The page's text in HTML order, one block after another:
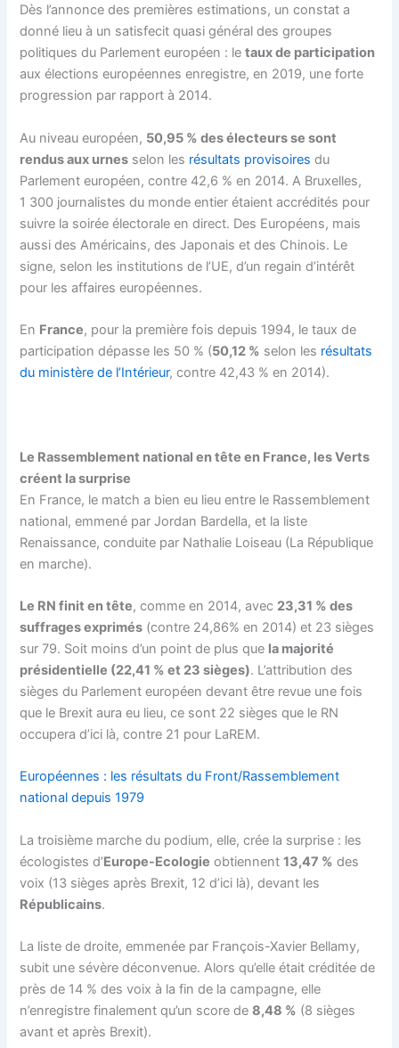
Dès l’annonce des premières estimations, un constat a
donné lieu à un satisfecit quasi général des groupes
politiques du Parlement européen : letaux de participation
aux élections européennes enregistre, en 2019, une forte
progression par rapport à 2014.
Au niveau européen, 50,95 % des électeurs se sont
rendus aux urnes selon les résultats provisoires du
Parlement européen, contre 42,6 % en 2014. A Bruxelles,
1 300 journalistes du monde entier étaient accrédités pour
suivre la soirée électorale en direct. Des Européens, mais
aussi des Américains, des Japonais et des Chinois. Le
signe, selon les institutions de l’UE, d’un regain d’intérêt
pour les affaires européennes.
En France, pour la première fois depuis 1994, le taux de
participation dépasse les 50 % (50,12 % selon les résultats
du ministère de l’Intérieur, contre 42,43 % en 2014).
Le Rassemblement national en tête en France, les Verts
créent la surprise
En France, le match a bien eu lieu entre le Rassemblement
national, emmené par Jordan Bardella, et la liste
Renaissance, conduite par Nathalie Loiseau (La République
en marche).
Le RN finit en tête, comme en 2014, avec 23,31 % des
suffrages exprimés (contre 24,86% en 2014) et 23 sièges
sur 79. Soit moins d’un point de plus que la majorité
présidentielle (22,41 % et 23 sièges). L’attribution des
sièges du Parlement européen devant être revue une fois
que le Brexit aura eu lieu, ce sont 22 sièges que le RN
occupera d’ici là, contre 21 pour LaREM.
Européennes : les résultats du Front/Rassemblement
national depuis 1979
La troisième marche du podium, elle, crée la surprise : les
écologistes d’Europe-Ecologie obtiennent13,47 % des
voix (13 sièges après Brexit, 12 d’ici là), devant les
Républicains.
La liste de droite, emmenée par François-Xavier Bellamy,
subit une sévère déconvenue. Alors qu’elle était créditée de
près de 14 % des voix à la fin de la campagne, elle
n’enregistre finalement qu’un score de8,48 % (8 sièges
avant et après Brexit).